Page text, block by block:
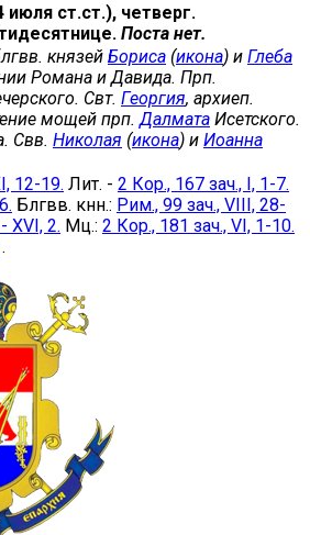
июля ст.ст.), четверг.
Поста нет.
князей Бориса (икона) и Глеба
Романа и Давида. Прп.
Свт. Георгия, архиеп.
мощей прп. Далмата Исетского.
Свв. Николая (икона) и Иоанна
12-19. Лит. - 2 Кор., 167 зач., I, 1-7.
Блгвв. кнн.: Рим., 99 зач., VIII, 28-
XVI, 2. Мц.: 2 Кор., 181 зач., VI, 1-10.
.